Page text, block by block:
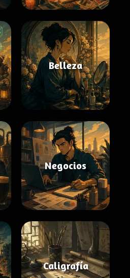
Belleza
Negocios
Caligrafía